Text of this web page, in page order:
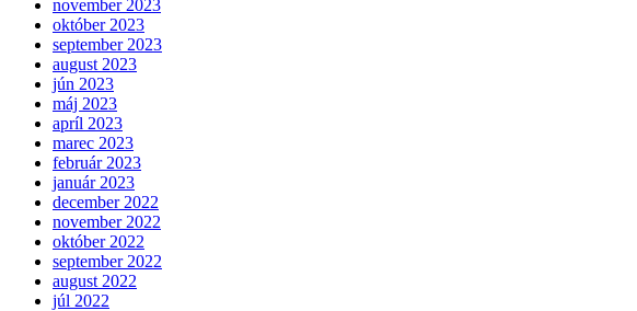
november 2023
október 2023
september 2023
august 2023
jún 2023
máj 2023
apríl 2023
marec 2023
február 2023
január 2023
december 2022
november 2022
október 2022
september 2022
august 2022
júl 2022